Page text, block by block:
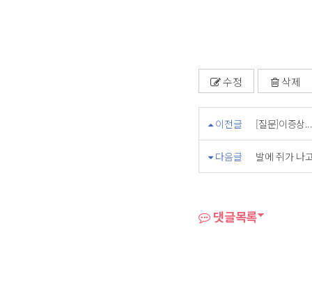
수정 삭제
이전글 [질문]이증상...
다음글 발에 쥐가 나
댓글목록